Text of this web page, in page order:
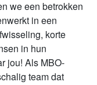
we een betrokken
in een
korte
in hun
jou! Als MBO-
team dat